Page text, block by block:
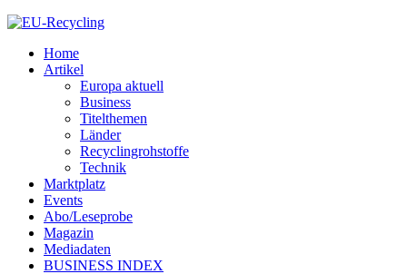
Home
Artikel
Europa aktuell
Business
Titelthemen
Länder
Recyclingrohstoffe
Technik
Marktplatz
Events
Abo/Leseprobe
Magazin
Mediadaten
BUSINESS INDEX